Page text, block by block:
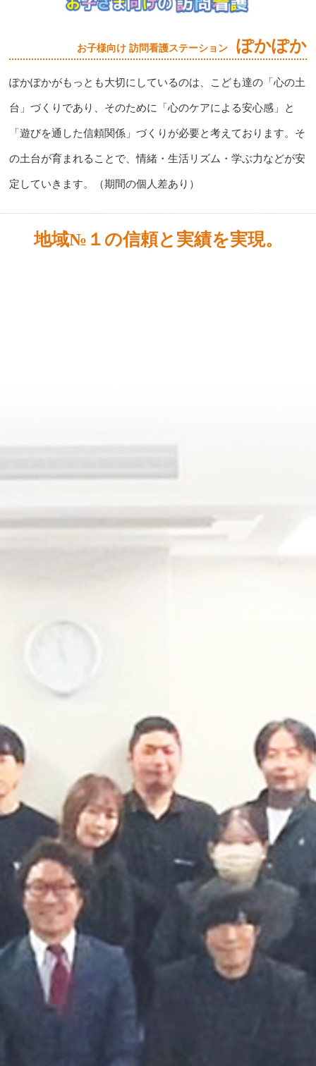
お子様向け 訪問看護ステーション ぽかぽか
ぽかぽかがもっとも大切にしているのは、こども達の「心の土
台」づくりであり、そのために「心のケアによる安心感」と
「遊びを通した信頼関係」づくりが必要と考えております。そ
の土台が育まれることで、情緒・生活リズム・学ぶ力などが安
定していきます。（期間の個人差あり）
地域№１の信頼と実績を実現。